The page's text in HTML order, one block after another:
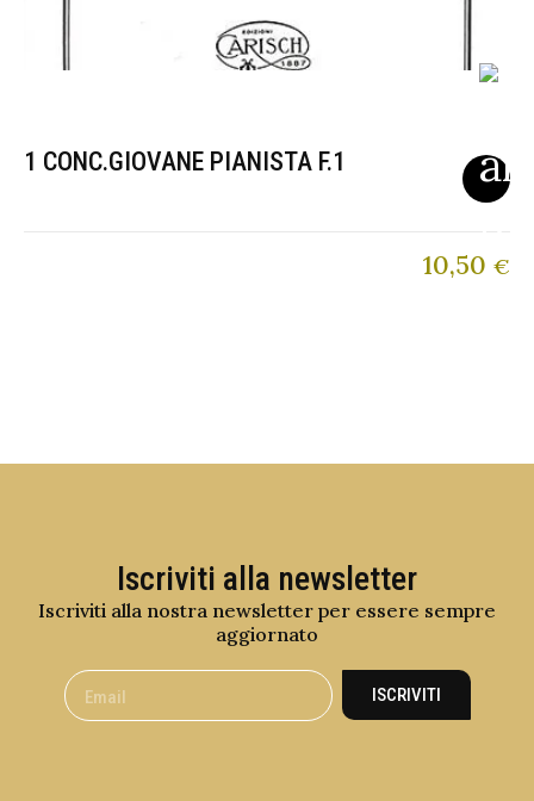
1 CONC.GIOVANE PIANISTA F.1
10,50 €
Iscriviti alla newsletter
Iscriviti alla nostra newsletter per essere sempre
aggiornato
ISCRIVITI